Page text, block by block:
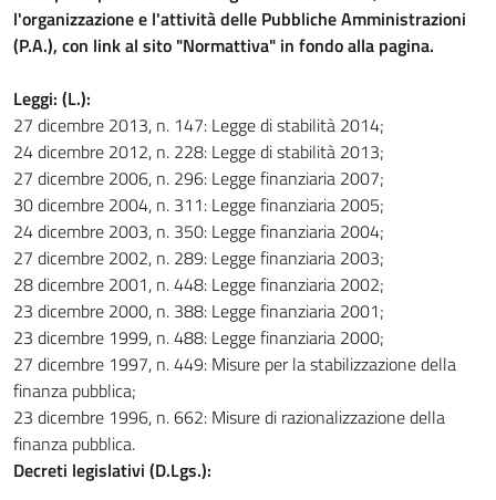
l'organizzazione e l'attività delle Pubbliche Amministrazioni
(P.A.), con link al sito "Normattiva" in fondo alla pagina.
Leggi: (L.):
27 dicembre 2013, n. 147: Legge di stabilità 2014;
24 dicembre 2012, n. 228: Legge di stabilità 2013;
27 dicembre 2006, n. 296: Legge finanziaria 2007;
30 dicembre 2004, n. 311: Legge finanziaria 2005;
24 dicembre 2003, n. 350: Legge finanziaria 2004;
27 dicembre 2002, n. 289: Legge finanziaria 2003;
28 dicembre 2001, n. 448: Legge finanziaria 2002;
23 dicembre 2000, n. 388: Legge finanziaria 2001;
23 dicembre 1999, n. 488: Legge finanziaria 2000;
27 dicembre 1997, n. 449: Misure per la stabilizzazione della
finanza pubblica;
23 dicembre 1996, n. 662: Misure di razionalizzazione della
finanza pubblica.
Decreti legislativi (D.Lgs.):